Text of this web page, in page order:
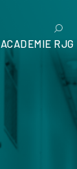
ACADEMIE RJG